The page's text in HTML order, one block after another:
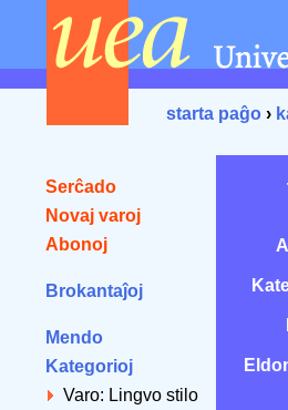
starta paĝo ›
Serĉado
Novaj varoj
Abonoj
Brokantaĵoj
Mendo
Kategorioj
Varo: Lingvo stilo